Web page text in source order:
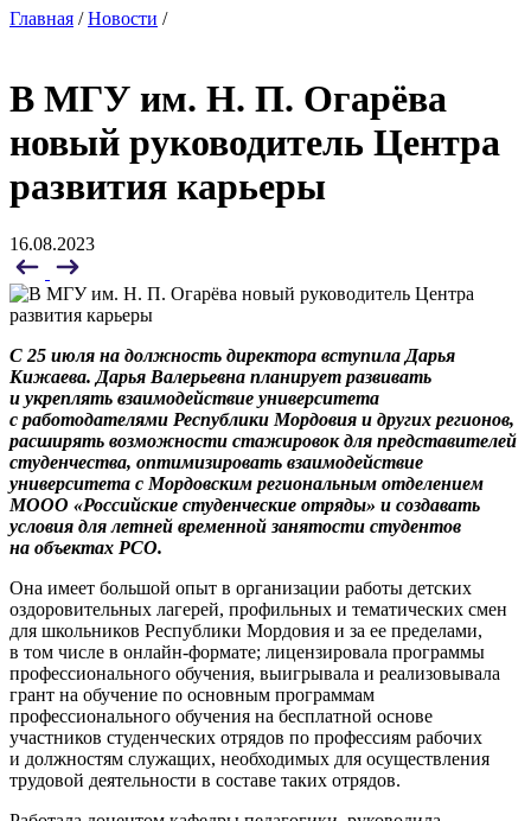
Главная /Новости /
В МГУ им. Н. П. Огарёва
новый руководитель Центра
развития карьеры
16.08.2023
С 25 июля на должность директора вступила Дарья
Кижаева. Дарья Валерьевна планирует развивать
и укреплять взаимодействие университета
с работодателями Республики Мордовия и других регионов,
расширять возможности стажировок для представителей
студенчества, оптимизировать взаимодействие
университета с Мордовским региональным отделением
МООО «Российские студенческие отряды» и создавать
условия для летней временной занятости студентов
на объектах РСО.
Она имеет большой опыт в организации работы детских
оздоровительных лагерей, профильных и тематических смен
для школьников Республики Мордовия и за ее пределами,
в том числе в онлайн-формате; лицензировала программы
профессионального обучения, выигрывала и реализовывала
грант на обучение по основным программам
профессионального обучения на бесплатной основе
участников студенческих отрядов по профессиям рабочих
и должностям служащих, необходимых для осуществления
трудовой деятельности в составе таких отрядов.